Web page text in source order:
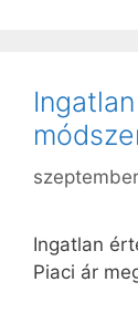
Ingatlan
Piaci ár